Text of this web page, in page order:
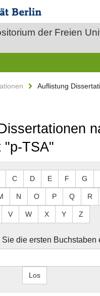
der Freien
Auflistung
"p-TSA"
C D E F G
N O P Q R
V W X Y Z
die ersten Buchstaben